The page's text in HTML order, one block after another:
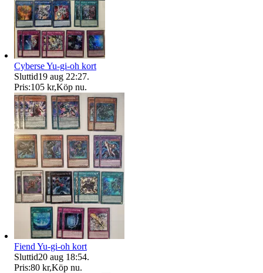
Cyberse Yu-gi-oh kort
Sluttid19 aug 22:27.
Pris:105 kr,Köp nu.
Fiend Yu-gi-oh kort
Sluttid20 aug 18:54.
Pris:80 kr,Köp nu.